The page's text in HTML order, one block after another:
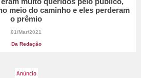
meio do caminho e eles perderam
o prêmio
01/Mar/2021
Da Redação